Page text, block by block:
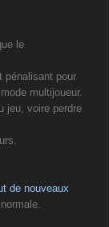
le
pénalisant pour
multijoueur.
jeu, voire perdre
de nouveaux